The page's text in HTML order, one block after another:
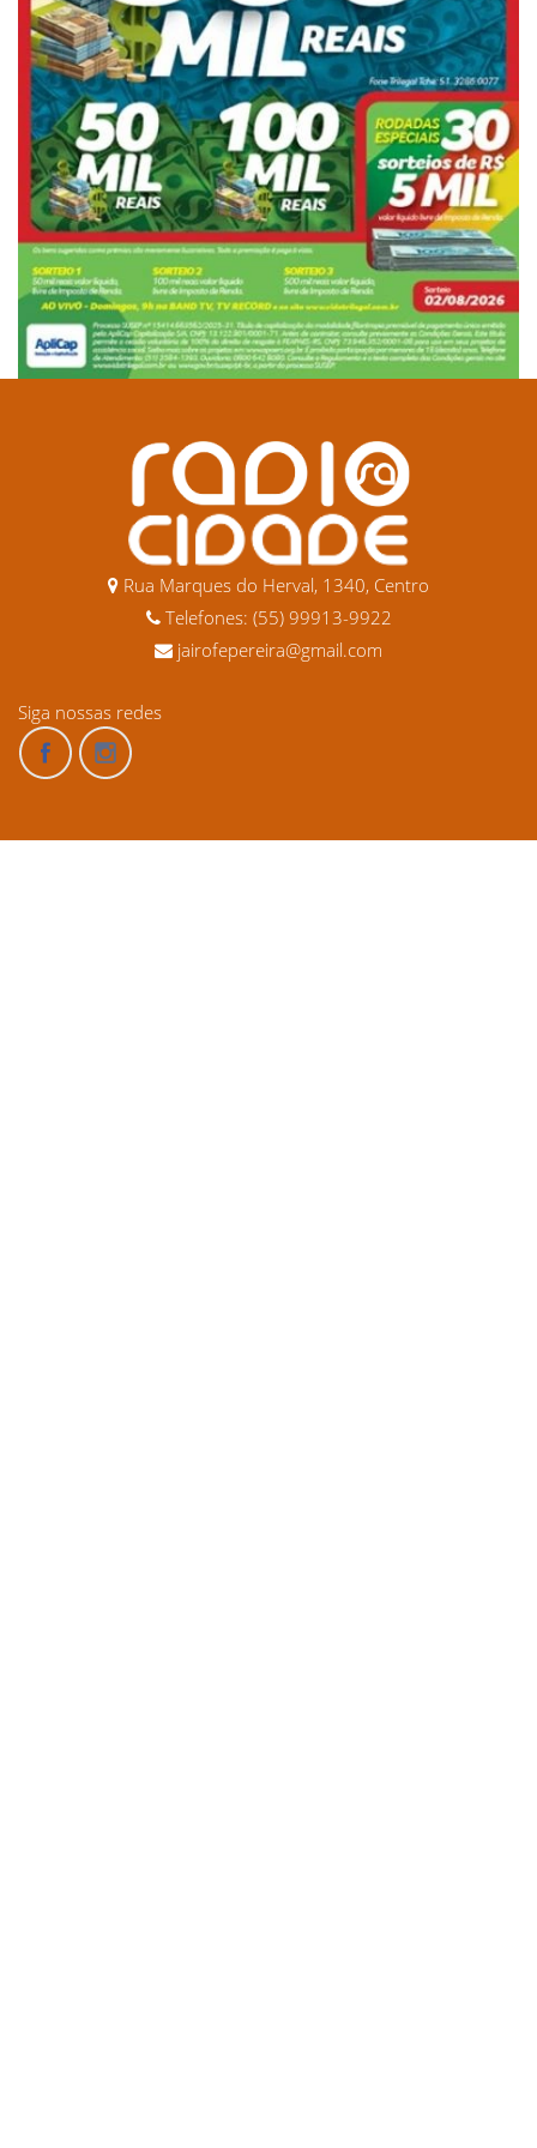
Rua Marques do Herval, 1340, Centro
Telefones: (55) 99913-9922
jairofepereira@gmail.com
Siga nossas redes